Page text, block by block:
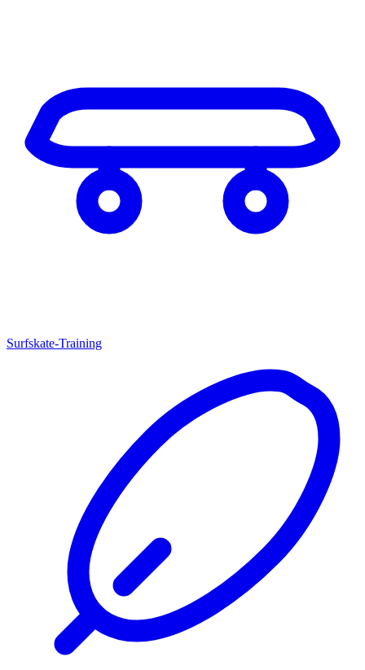
Surfskate-Training